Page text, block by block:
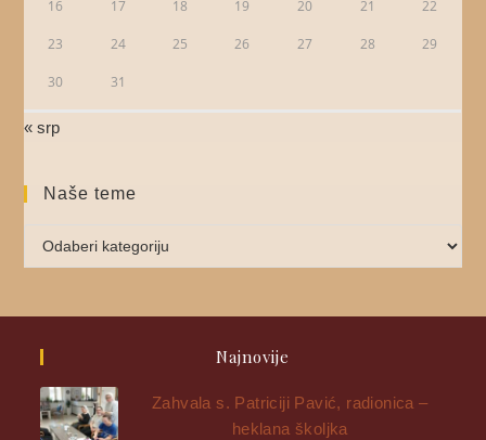
16 17 18 19 20 21 22
23 24 25 26 27 28 29
30 31
« srp
Naše teme
Najnovije
Zahvala s. Patriciji Pavić, radionica –
heklana školjka